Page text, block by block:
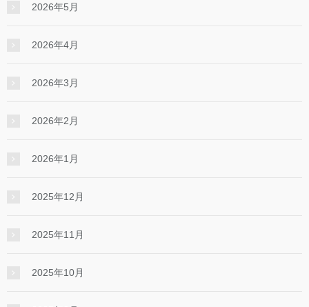
2026年5月
2026年4月
2026年3月
2026年2月
2026年1月
2025年12月
2025年11月
2025年10月